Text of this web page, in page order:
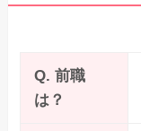
Q. 前職
は？